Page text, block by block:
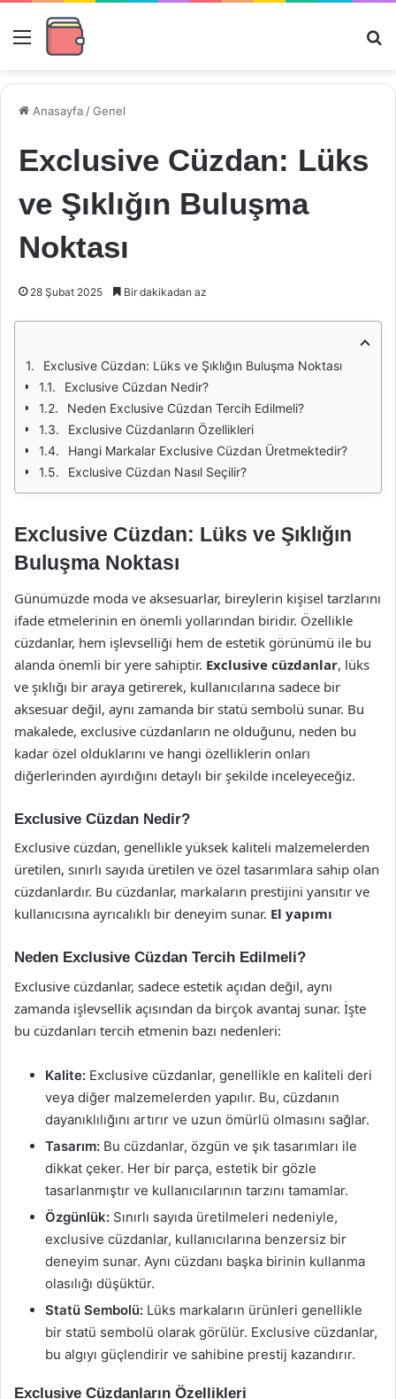
Menü
Anasayfa /Genel
Exclusive Cüzdan: Lüks
ve Şıklığın Buluşma
Noktası
28 Şubat 2025 Bir dakikadan az
Exclusive Cüzdan: Lüks ve Şıklığın Buluşma Noktası
Exclusive Cüzdan Nedir?
Neden Exclusive Cüzdan Tercih Edilmeli?
Exclusive Cüzdanların Özellikleri
Hangi Markalar Exclusive Cüzdan Üretmektedir?
Exclusive Cüzdan Nasıl Seçilir?
Exclusive Cüzdan: Lüks ve Şıklığın
Buluşma Noktası
Günümüzde moda ve aksesuarlar, bireylerin kişisel tarzlarını
ifade etmelerinin en önemli yollarından biridir. Özellikle
cüzdanlar, hem işlevselliği hem de estetik görünümü ile bu
alanda önemli bir yere sahiptir. Exclusive cüzdanlar, lüks
ve şıklığı bir araya getirerek, kullanıcılarına sadece bir
aksesuar değil, aynı zamanda bir statü sembolü sunar. Bu
makalede, exclusive cüzdanların ne olduğunu, neden bu
kadar özel olduklarını ve hangi özelliklerin onları
diğerlerinden ayırdığını detaylı bir şekilde inceleyeceğiz.
Exclusive Cüzdan Nedir?
Exclusive cüzdan, genellikle yüksek kaliteli malzemelerden
üretilen, sınırlı sayıda üretilen ve özel tasarımlara sahip olan
cüzdanlardır. Bu cüzdanlar, markaların prestijini yansıtır ve
kullanıcısına ayrıcalıklı bir deneyim sunar. El yapımı
Neden Exclusive Cüzdan Tercih Edilmeli?
Exclusive cüzdanlar, sadece estetik açıdan değil, aynı
zamanda işlevsellik açısından da birçok avantaj sunar. İşte
bu cüzdanları tercih etmenin bazı nedenleri:
Kalite: Exclusive cüzdanlar, genellikle en kaliteli deri
veya diğer malzemelerden yapılır. Bu, cüzdanın
dayanıklılığını artırır ve uzun ömürlü olmasını sağlar.
Tasarım: Bu cüzdanlar, özgün ve şık tasarımları ile
dikkat çeker. Her bir parça, estetik bir gözle
tasarlanmıştır ve kullanıcılarının tarzını tamamlar.
Özgünlük: Sınırlı sayıda üretilmeleri nedeniyle,
exclusive cüzdanlar, kullanıcılarına benzersiz bir
deneyim sunar. Aynı cüzdanı başka birinin kullanma
olasılığı düşüktür.
Statü Sembolü: Lüks markaların ürünleri genellikle
bir statü sembolü olarak görülür. Exclusive cüzdanlar,
bu algıyı güçlendirir ve sahibine prestij kazandırır.
Exclusive Cüzdanların Özellikleri